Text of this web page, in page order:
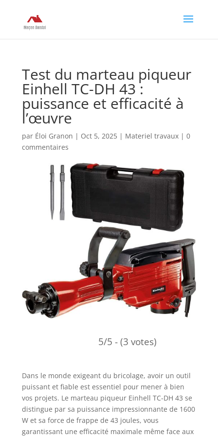
Test du marteau piqueur
Einhell TC-DH 43 :
puissance et efficacité à
l’œuvre
par Éloi Granon | Oct 5, 2025| Materiel travaux| 0
commentaires
5/5 - (3 votes)
Dans le monde exigeant du bricolage, avoir un outil
puissant et fiable est essentiel pour mener à bien
vos projets. Le marteau piqueur Einhell TC-DH 43 se
distingue par sa puissance impressionnante de 1600
W et sa force de frappe de 43 joules, vous
garantissant une efficacité maximale même face aux